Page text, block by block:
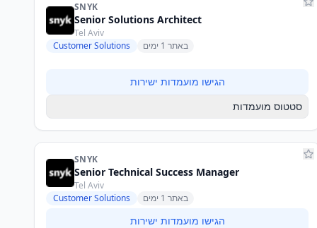
SNYK
Senior Solutions Architect
Tel Aviv
Customer Solutions
באתר 1 ימים
הגישו מועמדות ישירות
סטטוס מועמדות
SNYK
Senior Technical Success Manager
Tel Aviv
Customer Solutions
באתר 1 ימים
הגישו מועמדות ישירות